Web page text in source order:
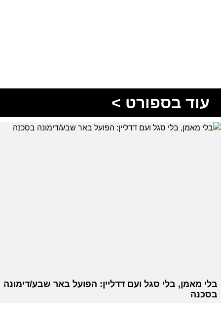
עוד בספורט >
בלי מאמן, בלי סגל ועם דדליין: הפועל באר שבע/דימונה
בסכנה